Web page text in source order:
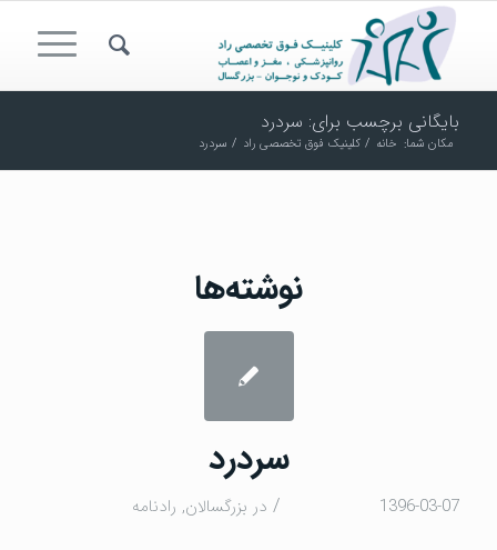
بایگانی برچسب برای: سردرد
مکان شما: خانه / کلینیک فوق تخصصی راد / سردرد
نوشته‌ها
سردرد
1396-03-07
/ در بزرگسالان, رادنامه